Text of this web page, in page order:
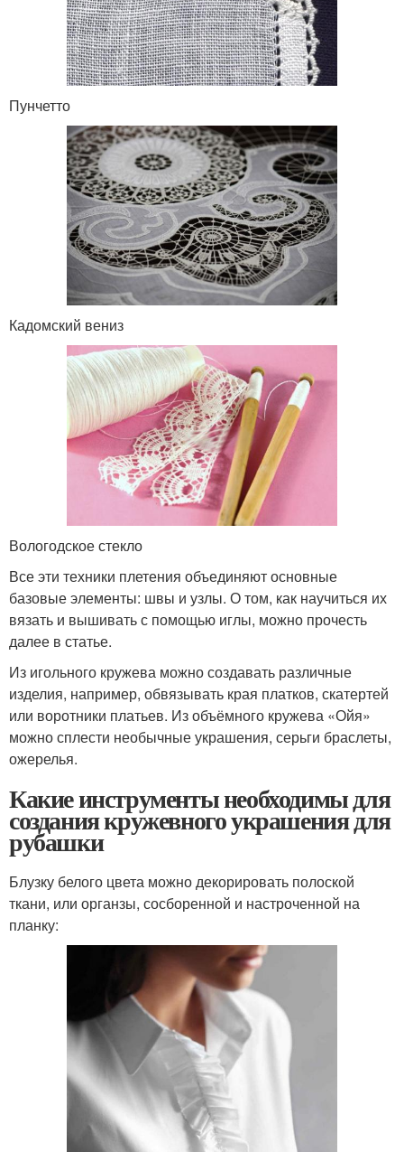
Пунчетто
Кадомский вениз
Вологодское стекло
Все эти техники плетения объединяют основные
базовые элементы: швы и узлы. О том, как научиться их
вязать и вышивать с помощью иглы, можно прочесть
далее в статье.
Из игольного кружева можно создавать различные
изделия, например, обвязывать края платков, скатертей
или воротники платьев. Из объёмного кружева «Ойя»
можно сплести необычные украшения, серьги браслеты,
ожерелья.
Какие инструменты необходимы для
создания кружевного украшения для
рубашки
Блузку белого цвета можно декорировать полоской
ткани, или органзы, сосборенной и настроченной на
планку: